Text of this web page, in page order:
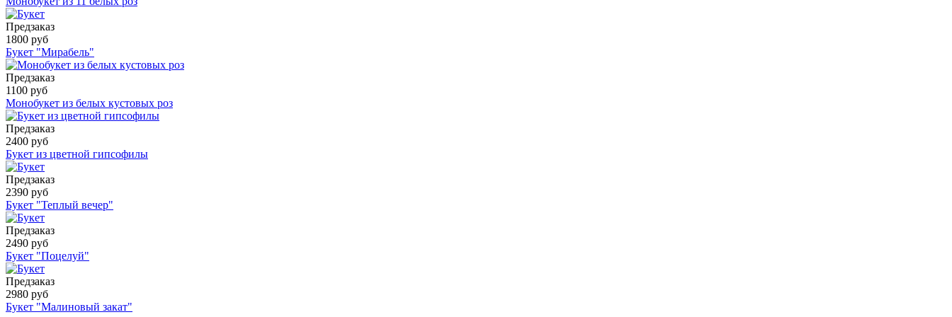
Предзаказ
1800 руб
Букет "Мирабель"
Предзаказ
1100 руб
Монобукет из белых кустовых роз
Предзаказ
2400 руб
Букет из цветной гипсофилы
Предзаказ
2390 руб
Букет "Теплый вечер"
Предзаказ
2490 руб
Букет "Поцелуй"
Предзаказ
2980 руб
Букет "Малиновый закат"